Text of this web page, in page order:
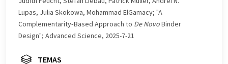
Lupas, Julia Skokowa, Mohammad ElGamacy; "A
Complementarity‐Based Approach to De NovoBinder
Design"; Advanced Science, 2025-7-21
TEMAS